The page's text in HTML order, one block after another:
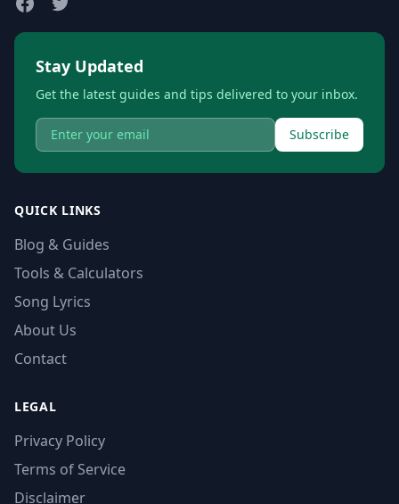
Stay Updated
Get the latest guides and tips delivered to your inbox.
Subscribe
QUICK LINKS
Blog & Guides
Tools & Calculators
Song Lyrics
About Us
Contact
LEGAL
Privacy Policy
Terms of Service
Disclaimer